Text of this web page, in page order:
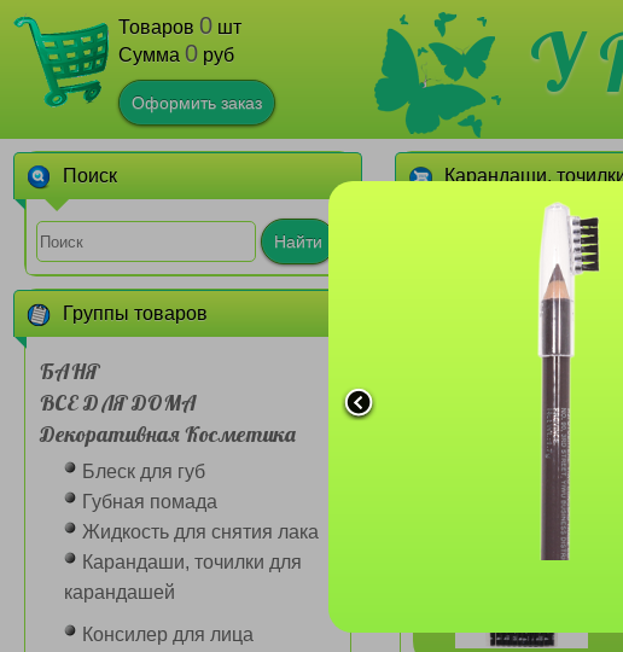
Товаров 0 шт
Сумма 0 руб
Оформить заказ У
Поиск
Найти
Группы товаров
БАНЯ
ВСЕ ДЛЯ ДОМА
Декоративная Косметика
Блеск для губ
Губная помада
Жидкость для снятия лака
Карандаши, точилки для
карандашей
Консилер для лица
Карандаши,
Карандаш Farres №021-
201 коричневый для
бровей с щеточкой